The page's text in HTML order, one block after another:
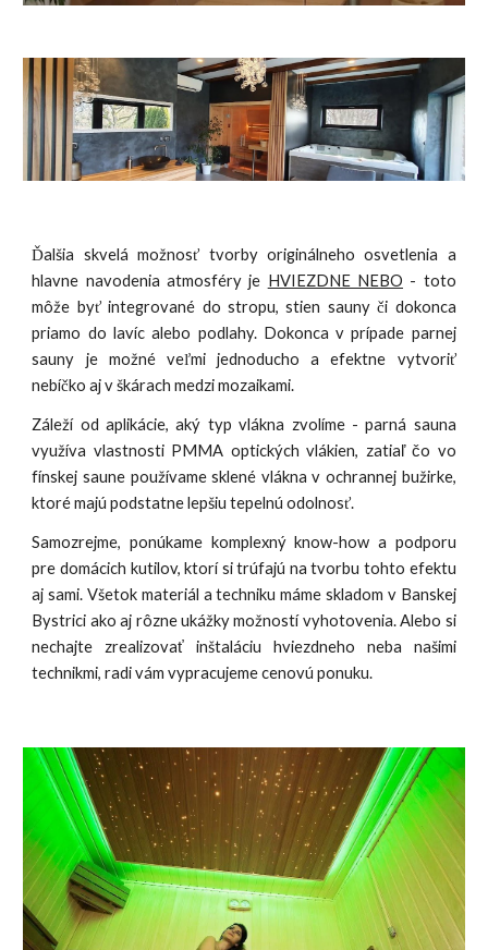
Ďalšia skvelá možnosť tvorby originálnehoosvetlenia a
hlavne navodeniaatmosféry je HVIEZDNE NEBO - toto
môže byť integrované do stropu, stien sauny či dokonca
priamo do lavíc alebo podlahy. Dokonca v prípade parnej
sauny je možné veľmi jednoducho a efektne vytvoriť
nebíčko aj v škárach medzi mozaikami.
Záleží od aplikácie, aký typ vlákna zvolíme - parná sauna
využíva vlastnostiPMMA optickýchvlákien, zatiaľ čo vo
fínskej saune používamesklené vlákna v ochrannej bužirke,
ktoré majú podstatne lepšiu tepelnú odolnosť.
Samozrejme, ponúkame komplexný know-how a podporu
pre domácich kutilov, ktorí si trúfajú na tvorbu tohto efektu
aj sami. Všetok materiál a techniku máme skladom v Banskej
Bystrici ako aj rôzne ukážky možností vyhotovenia. Alebo si
nechajte zrealizovať inštaláciu hviezdneho neba našimi
technikmi, radi vám vypracujeme cenovú ponuku.